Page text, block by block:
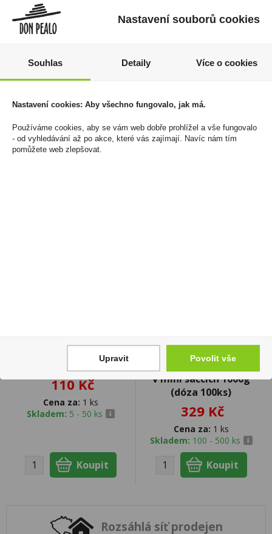
489 Kč
Cena za:1 ks
Skladem: do 5 ks
čokoláda 300g
169 Kč
Cena za:1 ks
Muller Thurgau 0,75l
110 Kč
Cena za: 1 ks
Skladem: 5 - 50 ks
Haribo Goldbären Mini -
Želé bonbony medvídci
v mini sáčcích 1000g
(dóza 100ks)
329 Kč
Cena za: 1 ks
Skladem: 100 - 500 ks
Rozsáhlá síť prodejen
Nastavení souborů cookies
Souhlas Detaily Více o cookies
Nastavení cookies: Aby všechno fungovalo, jak má.
Používáme cookies, aby se vám web dobře prohlížel a vše fungovalo
- od vyhledávání až po akce, které vás zajímají. Navíc nám tím
pomůžete web zlepšovat.
Upravit Povolit vše